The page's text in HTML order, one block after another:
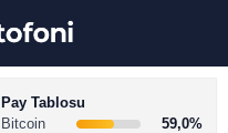
Pay Tablosu
Bitcoin
59,0%